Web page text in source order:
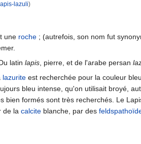
Lapis-lazuli)
une roche ; (autrefois, son nom fut
latin lapis , pierre, et de l'arabe persan
lazurite est recherchée pour la couleur
bleu intense, qu'on utilisait broyé,
bien formés sont très recherchés. Le
de la calcite blanche, par des